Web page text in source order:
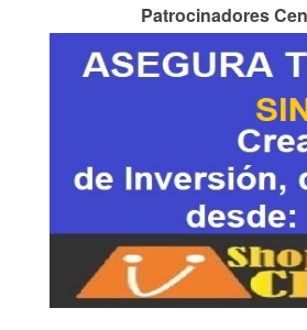
Patrocinadores